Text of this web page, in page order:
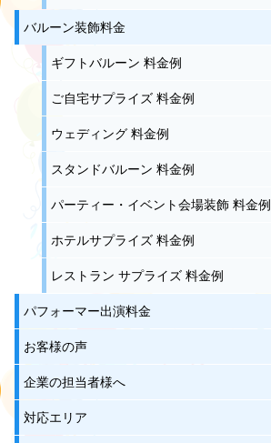
バルーン装飾料金
ギフトバルーン 料金例
ご自宅サプライズ 料金例
ウェディング 料金例
スタンドバルーン 料金例
パーティー・イベント会場装飾 料金例
ホテルサプライズ 料金例
レストラン サプライズ 料金例
パフォーマー出演料金
お客様の声
企業の担当者様へ
対応エリア